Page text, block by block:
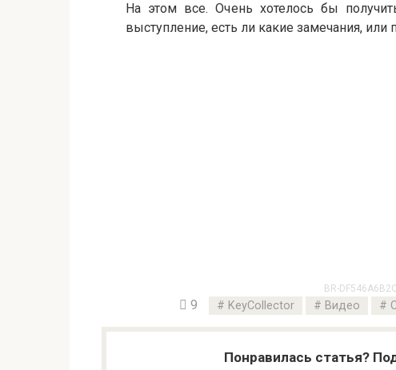
На этом все. Очень хотелось бы
выступление, есть ли какие замечания, или
BR-
9 KeyCollector Видео
Понравилась статья?